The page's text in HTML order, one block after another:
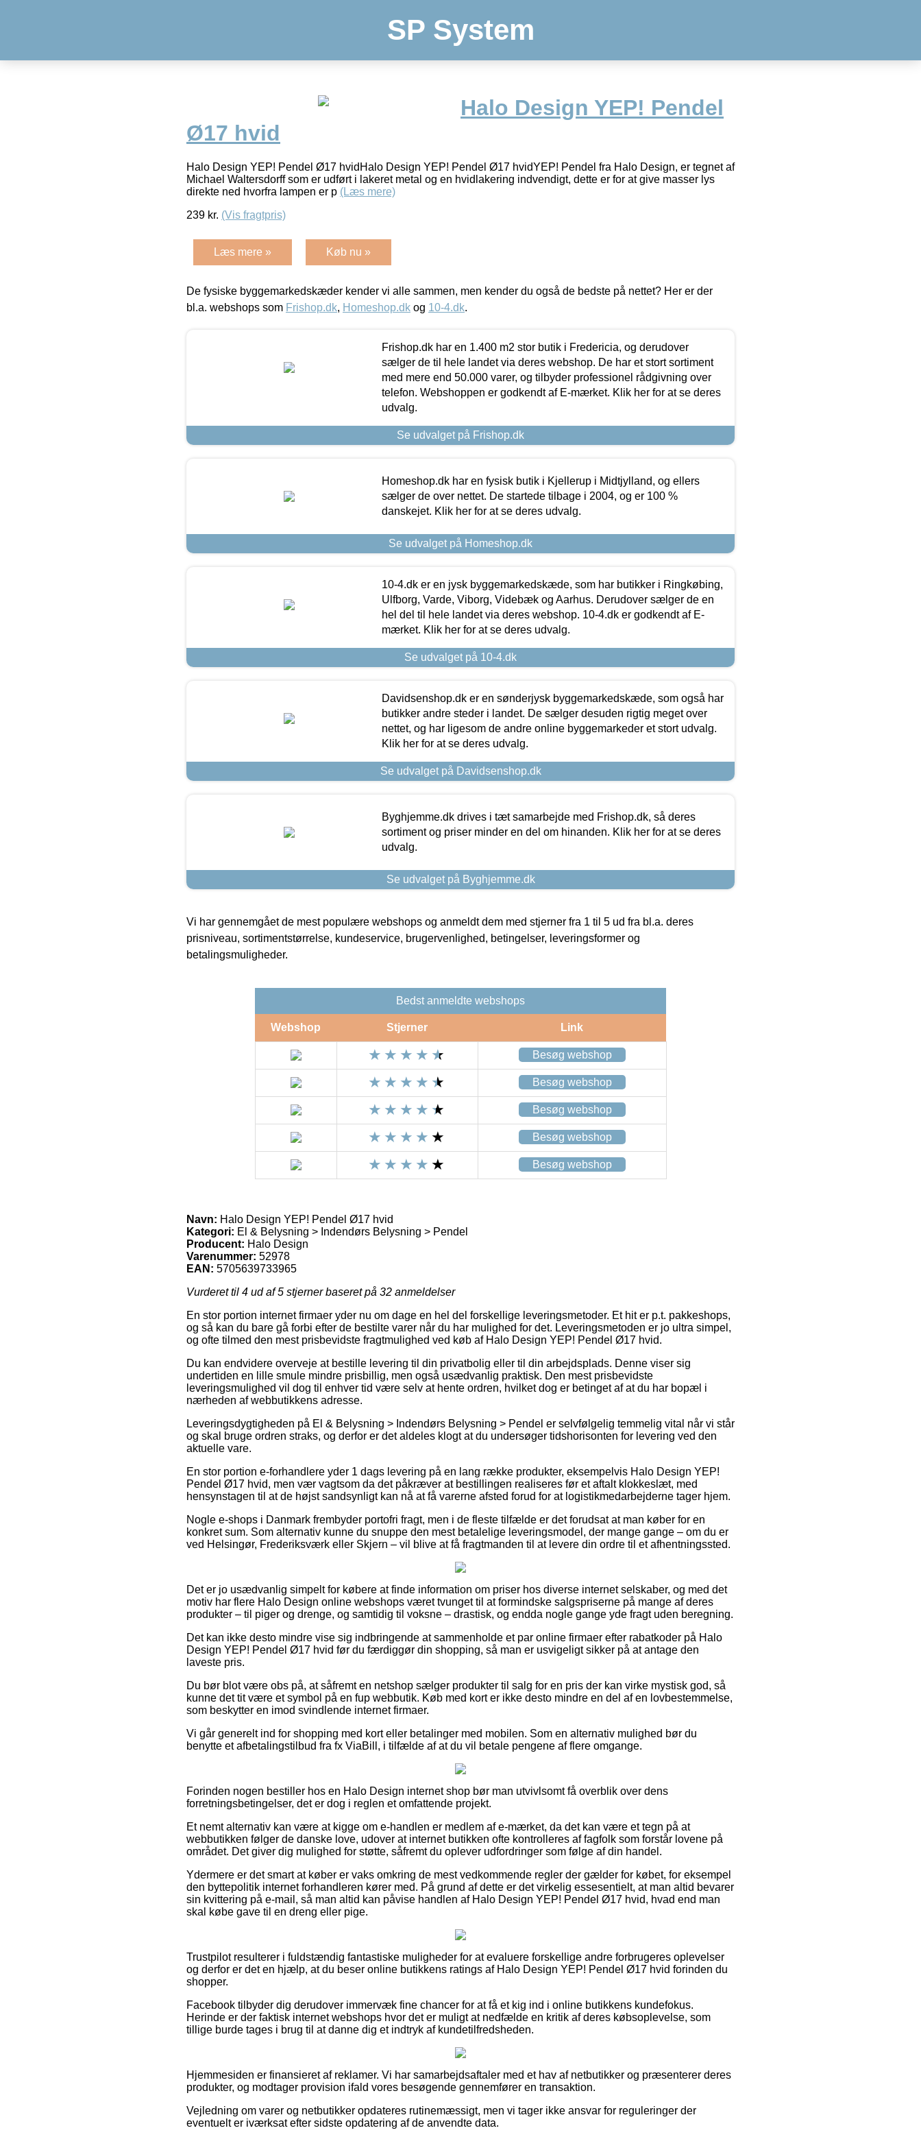
SP System
Halo Design YEP! Pendel
Ø17 hvid
Halo Design YEP! Pendel Ø17 hvidHalo Design YEP! Pendel Ø17 hvidYEP! Pendel fra Halo Design, er tegnet af
Michael Waltersdorff som er udført i lakeret metal og en hvidlakering indvendigt, dette er for at give masser lys
direkte ned hvorfra lampen er p (Læs mere)
239 kr. (Vis fragtpris)
Læs mere » Køb nu »
De fysiske byggemarkedskæder kender vi alle sammen, men kender du også de bedste på nettet? Her er der
bl.a. webshops som Frishop.dk, Homeshop.dk og 10-4.dk.
Frishop.dk har en 1.400 m2 stor butik i Fredericia, og derudover
sælger de til hele landet via deres webshop. De har et stort sortiment
med mere end 50.000 varer, og tilbyder professionel rådgivning over
telefon. Webshoppen er godkendt af E-mærket. Klik her for at se deres
udvalg.
Se udvalget på Frishop.dk
Homeshop.dk har en fysisk butik i Kjellerup i Midtjylland, og ellers
sælger de over nettet. De startede tilbage i 2004, og er 100 %
danskejet. Klik her for at se deres udvalg.
Se udvalget på Homeshop.dk
10-4.dk er en jysk byggemarkedskæde, som har butikker i Ringkøbing,
Ulfborg, Varde, Viborg, Videbæk og Aarhus. Derudover sælger de en
hel del til hele landet via deres webshop. 10-4.dk er godkendt af E-
mærket. Klik her for at se deres udvalg.
Se udvalget på 10-4.dk
Davidsenshop.dk er en sønderjysk byggemarkedskæde, som også har
butikker andre steder i landet. De sælger desuden rigtig meget over
nettet, og har ligesom de andre online byggemarkeder et stort udvalg.
Klik her for at se deres udvalg.
Se udvalget på Davidsenshop.dk
Byghjemme.dk drives i tæt samarbejde med Frishop.dk, så deres
sortiment og priser minder en del om hinanden. Klik her for at se deres
udvalg.
Se udvalget på Byghjemme.dk
Vi har gennemgået de mest populære webshops og anmeldt dem med stjerner fra 1 til 5 ud fra bl.a. deres
prisniveau, sortimentstørrelse, kundeservice, brugervenlighed, betingelser, leveringsformer og
betalingsmuligheder.
Bedst anmeldte webshops
Webshop Stjerner Link
Besøg webshop
Besøg webshop
Besøg webshop
Besøg webshop
Besøg webshop
Navn: Halo Design YEP! Pendel Ø17 hvid
Kategori: El & Belysning > Indendørs Belysning > Pendel
Producent: Halo Design
Varenummer: 52978
EAN: 5705639733965
Vurderet til 4 ud af 5 stjerner baseret på 32 anmeldelser
En stor portion internet firmaer yder nu om dage en hel del forskellige leveringsmetoder. Et hit er p.t. pakkeshops,
og så kan du bare gå forbi efter de bestilte varer når du har mulighed for det. Leveringsmetoden er jo ultra simpel,
og ofte tilmed den mest prisbevidste fragtmulighed ved køb af Halo Design YEP! Pendel Ø17 hvid.
Du kan endvidere overveje at bestille levering til din privatbolig eller til din arbejdsplads. Denne viser sig
undertiden en lille smule mindre prisbillig, men også usædvanlig praktisk. Den mest prisbevidste
leveringsmulighed vil dog til enhver tid være selv at hente ordren, hvilket dog er betinget af at du har bopæl i
nærheden af webbutikkens adresse.
Leveringsdygtigheden på El & Belysning > Indendørs Belysning > Pendel er selvfølgelig temmelig vital når vi står
og skal bruge ordren straks, og derfor er det aldeles klogt at du undersøger tidshorisonten for levering ved den
aktuelle vare.
En stor portion e-forhandlere yder 1 dags levering på en lang række produkter, eksempelvis Halo Design YEP!
Pendel Ø17 hvid, men vær vagtsom da det påkræver at bestillingen realiseres før et aftalt klokkeslæt, med
hensynstagen til at de højst sandsynligt kan nå at få varerne afsted forud for at logistikmedarbejderne tager hjem.
Nogle e-shops i Danmark frembyder portofri fragt, men i de fleste tilfælde er det forudsat at man køber for en
konkret sum. Som alternativ kunne du snuppe den mest betalelige leveringsmodel, der mange gange – om du er
ved Helsingør, Frederiksværk eller Skjern – vil blive at få fragtmanden til at levere din ordre til et afhentningssted.
Det er jo usædvanlig simpelt for købere at finde information om priser hos diverse internet selskaber, og med det
motiv har flere Halo Design online webshops været tvunget til at formindske salgspriserne på mange af deres
produkter – til piger og drenge, og samtidig til voksne – drastisk, og endda nogle gange yde fragt uden beregning.
Det kan ikke desto mindre vise sig indbringende at sammenholde et par online firmaer efter rabatkoder på Halo
Design YEP! Pendel Ø17 hvid før du færdiggør din shopping, så man er usvigeligt sikker på at antage den
laveste pris.
Du bør blot være obs på, at såfremt en netshop sælger produkter til salg for en pris der kan virke mystisk god, så
kunne det tit være et symbol på en fup webbutik. Køb med kort er ikke desto mindre en del af en lovbestemmelse,
som beskytter en imod svindlende internet firmaer.
Vi går generelt ind for shopping med kort eller betalinger med mobilen. Som en alternativ mulighed bør du
benytte et afbetalingstilbud fra fx ViaBill, i tilfælde af at du vil betale pengene af flere omgange.
Forinden nogen bestiller hos en Halo Design internet shop bør man utvivlsomt få overblik over dens
forretningsbetingelser, det er dog i reglen et omfattende projekt.
Et nemt alternativ kan være at kigge om e-handlen er medlem af e-mærket, da det kan være et tegn på at
webbutikken følger de danske love, udover at internet butikken ofte kontrolleres af fagfolk som forstår lovene på
området. Det giver dig mulighed for støtte, såfremt du oplever udfordringer som følge af din handel.
Ydermere er det smart at køber er vaks omkring de mest vedkommende regler der gælder for købet, for eksempel
den byttepolitik internet forhandleren kører med. På grund af dette er det virkelig essesentielt, at man altid bevarer
sin kvittering på e-mail, så man altid kan påvise handlen af Halo Design YEP! Pendel Ø17 hvid, hvad end man
skal købe gave til en dreng eller pige.
Trustpilot resulterer i fuldstændig fantastiske muligheder for at evaluere forskellige andre forbrugeres oplevelser
og derfor er det en hjælp, at du beser online butikkens ratings af Halo Design YEP! Pendel Ø17 hvid forinden du
shopper.
Facebook tilbyder dig derudover immervæk fine chancer for at få et kig ind i online butikkens kundefokus.
Herinde er der faktisk internet webshops hvor det er muligt at nedfælde en kritik af deres købsoplevelse, som
tillige burde tages i brug til at danne dig et indtryk af kundetilfredsheden.
Hjemmesiden er finansieret af reklamer. Vi har samarbejdsaftaler med et hav af netbutikker og præsenterer deres
produkter, og modtager provision ifald vores besøgende gennemfører en transaktion.
Vejledning om varer og netbutikker opdateres rutinemæssigt, men vi tager ikke ansvar for reguleringer der
eventuelt er iværksat efter sidste opdatering af de anvendte data.